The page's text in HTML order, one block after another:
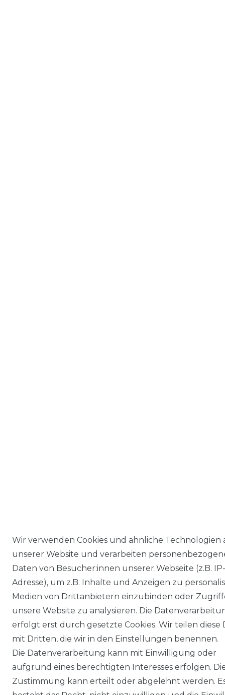
Wir verwenden Cookies und ähnliche Technologien
unserer Website und verarbeiten
Daten von Besucher:innen unserer Webseite (z.B. IP-
Adresse), um z.B. Inhalte und Anzeigen zu
Medien von Drittanbietern einzubinden oder
unsere Website zu analysieren. Die
erfolgt erst durch gesetzte Cookies. Wir teilen diese
mit Dritten, die wir in den Einstellungen benennen.
Die Datenverarbeitung kann mit Einwilligung oder
aufgrund eines berechtigten Interesses erfolgen.
Zustimmung kann erteilt oder abgelehnt werden.